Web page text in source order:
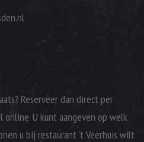
Reserveer dan direct per
U kunt aangeven op welk
u bij restaurant ’t Veerhuis wilt